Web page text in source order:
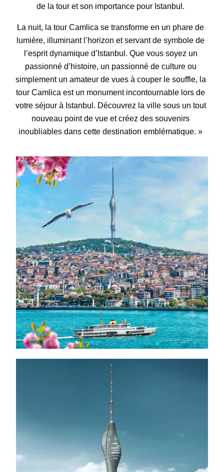
de la tour et son importance pour Istanbul.
La nuit, la tour Camlica se transforme en un phare de
lumière, illuminant l’horizon et servant de symbole de
l’esprit dynamique d’Istanbul. Que vous soyez un
passionné d’histoire, un passionné de culture ou
simplement un amateur de vues à couper le souffle, la
tour Camlica est un monument incontournable lors de
votre séjour à Istanbul. Découvrez la ville sous un tout
nouveau point de vue et créez des souvenirs
inoubliables dans cette destination emblématique. »